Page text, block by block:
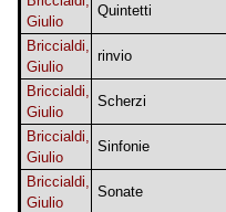
Giulio
Quintetti
Briccialdi,
Giulio
rinvio
Briccialdi,
Giulio
Scherzi
Briccialdi,
Giulio
Sinfonie
Briccialdi,
Giulio
Sonate